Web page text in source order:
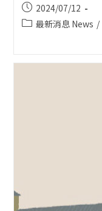
Post
published:
2024/07/12
Post最新消息 News /